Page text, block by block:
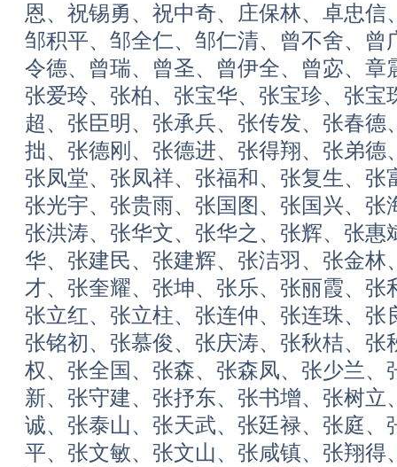
恩、祝锡勇、祝中奇、庄保林、卓忠信
邹积平、邹全仁、邹仁清、曾不舍、曾
令德、曾瑞、曾圣、曾伊全、曾宓、章
张爱玲、张柏、张宝华、张宝珍、张宝
超、张臣明、张承兵、张传发、张春德
拙、张德刚、张德进、张得翔、张弟德
张凤堂、张凤祥、张福和、张复生、张
张光宇、张贵雨、张国图、张国兴、张
张洪涛、张华文、张华之、张辉、张惠
华、张建民、张建辉、张洁羽、张金林
才、张奎耀、张坤、张乐、张丽霞、张
张立红、张立柱、张连仲、张连珠、张
张铭初、张慕俊、张庆涛、张秋桔、张
权、张全国、张森、张森凤、张少兰、
新、张守建、张抒东、张书增、张树立
诚、张泰山、张天武、张廷禄、张庭、
平、张文敏、张文山、张咸镇、张翔得